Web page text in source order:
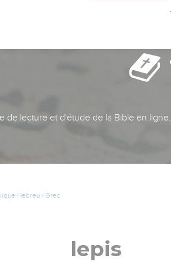
de lecture et d'étude de la Bible en
Hébreu / Grec
lepis